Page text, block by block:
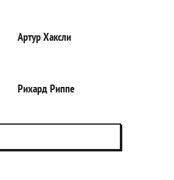
Артур Хаксли
Рихард Риппе